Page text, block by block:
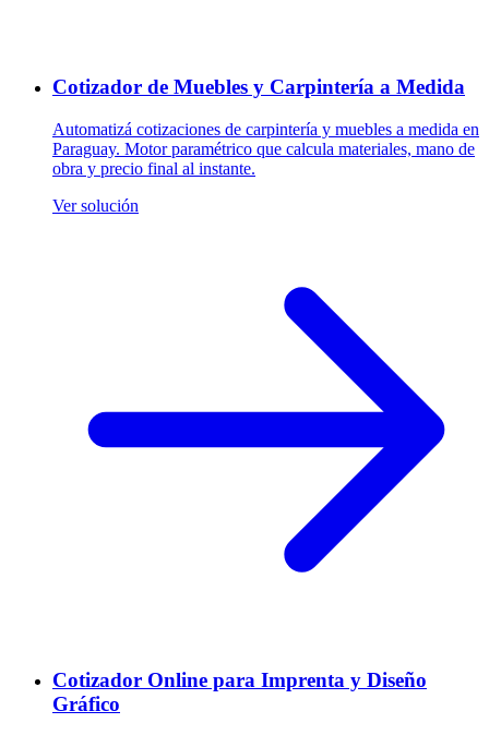
Cotizador de Muebles y Carpintería a Medida
Automatizá cotizaciones de carpintería y muebles a medida en
Paraguay. Motor paramétrico que calcula materiales, mano de
obra y precio final al instante.
Ver solución
Cotizador Online para Imprenta y Diseño
Gráfico